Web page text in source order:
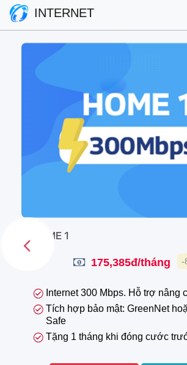
INTERNET
HOME 1
175,385đ/tháng -
Internet 300 Mbps. Hỗ trợ nâng
Tích hợp bảo mật: GreenNet
Safe
Tặng 1 tháng khi đóng cước